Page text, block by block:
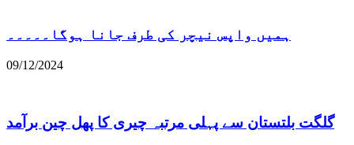
ہمیں واپس نیچر کی طرف جانا ہوگا۔۔۔۔۔
09/12/2024
گلگت بلتستان سے پہلی مرتبہ چیری کا پھل چین برآمد